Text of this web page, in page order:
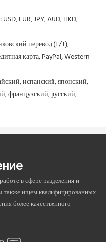
карта, PayPal, Western
французский, русский,
в сфере разделения и
также ищем квалифицированных
более качественного